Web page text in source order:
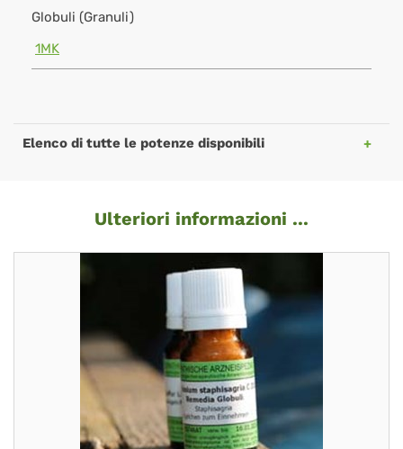
Globuli (Granuli)
1MK
Elenco di tutte le potenze disponibili
Ulteriori informazioni ...